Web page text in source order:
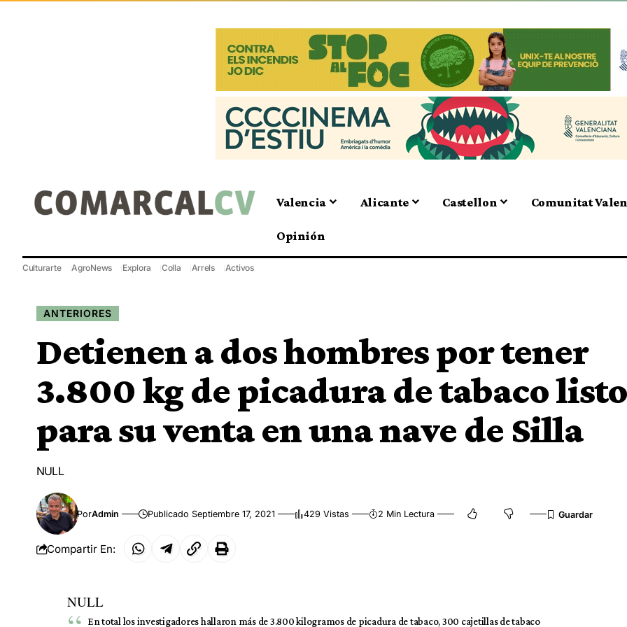
Valencia Alicante Castellon Comunitat
Opinión
Culturarte AgroNews Explora Colla Arrels Activos
ANTERIORES
Detienen a dos hombres por tener
3.800 kg de picadura de tabaco listo
para su venta en una nave de Silla
NULL
PorAdmin Publicado Septiembre 17, 2021 429 Vistas 2 Min Lectura
Compartir En:
NULL
En total los investigadores hallaron más de 3.800 kilogramos de picadura de tabaco, 300 cajetillas de tabaco